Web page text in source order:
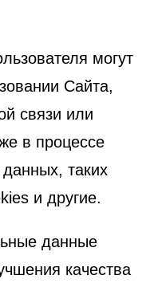
могут
Сайта,
связи или
в процессе
таких
и другие.
данные
качества